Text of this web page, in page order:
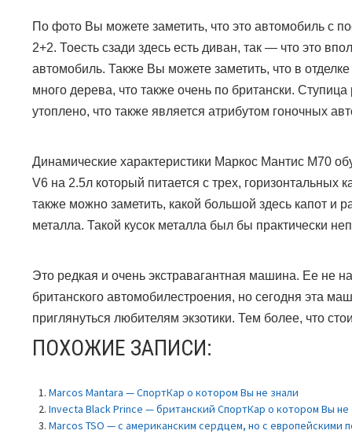
По фото Вы можете заметить, что это автомобиль с
2+2. Тоесть сзади здесь есть диван, так — что это
автомобиль. Также Вы можете заметить, что в
много дерева, что также очень по британски.
утоплено, что также является атрибутом гоночных
Динамические характеристики Маркос Мантис М70
V6 на 2.5л который питается с трех, горизонтальных
также можно заметить, какой большой здесь капот и
металла. Такой кусок металла был бы практически
Это редкая и очень экстравагантная машина. Ее не
британского автомобилестроения, но сегодня эта
приглянуться любителям экзотики. Тем более, что
ПОХОЖИЕ ЗАПИСИ:
Marcos Mantara — СпортКар о котором Вы не знали
Invecta Black Prince — британский СпортКар о котором Вы не
Marcos TSO — с американским сердцем, но с европейскими